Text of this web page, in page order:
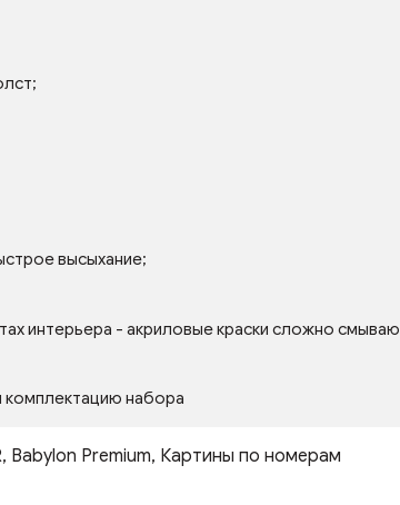
высыхание;
интерьера - акриловые краски сложно
комплектацию набора
, Babylon Premium, Картины по номерам